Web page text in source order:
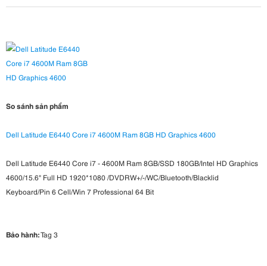
So sánh sản phẩm
Dell Latitude E6440 Core i7 4600M Ram 8GB HD Graphics 4600
Dell Latitude E6440 Core i7 - 4600M Ram 8GB/SSD 180GB/Intel HD Graphics
4600/15.6" Full HD 1920*1080 /DVDRW+/-/WC/Bluetooth/Blacklid
Keyboard/Pin 6 Cell/Win 7 Professional 64 Bit
Bảo hành:Tag 3